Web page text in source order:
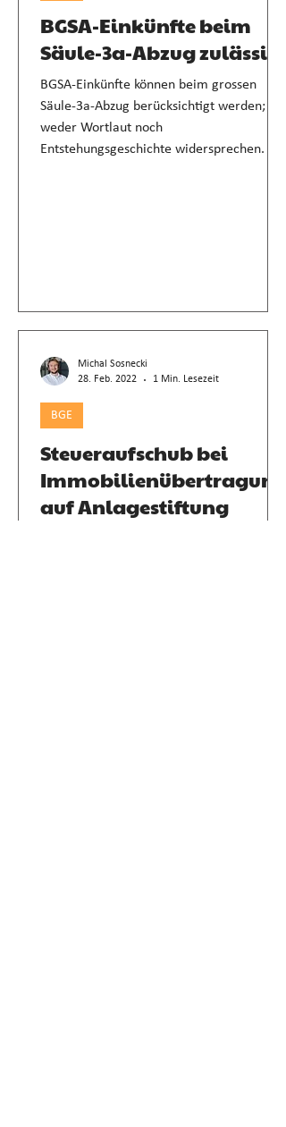
BGSA-Einkünfte beim
Säule-3a-Abzug zulässig
BGSA-Einkünfte können beim grossen
Säule-3a-Abzug berücksichtigt werden;
weder Wortlaut noch
Entstehungsgeschichte widersprechen.
Steueraufschub bei
Immobilienübertragung
auf Anlagestiftung
BGE
Michal Sosnecki
28. Feb. 2022
1 Min. Lesezeit